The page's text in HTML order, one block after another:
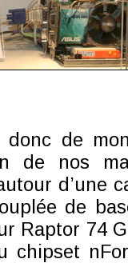
donc de
de nos
d’une
de
Raptor 74
chipset